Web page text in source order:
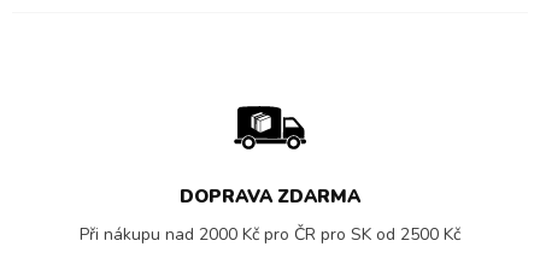
DOPRAVA ZDARMA
Při nákupu nad 2000 Kč pro ČR pro SK od 2500 Kč